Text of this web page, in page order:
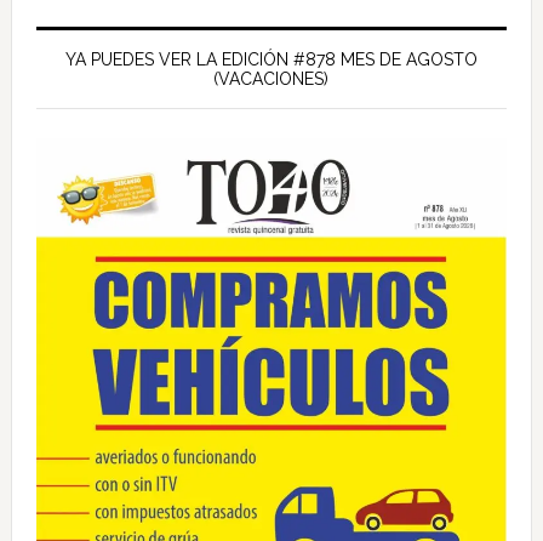
Barra
lateral
principal
YA PUEDES VER LA EDICIÓN #878 MES DE AGOSTO
(VACACIONES)